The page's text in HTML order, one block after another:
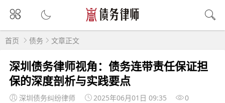
首页 债务 文章正文
深圳债务律师视角：债务连带责任保证担
保的深度剖析与实践要点
深圳债务纠纷律师 2025年06月01日 09:35 0